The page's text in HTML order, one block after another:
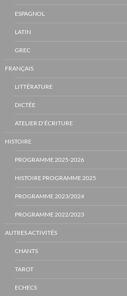
ESPAGNOL
LATIN
GREC
FRANÇAIS
LITTÉRATURE
DICTÉE
ATELIER D’ÉCRITURE
HISTOIRE
PROGRAMME 2025-2026
HISTOIRE PROGRAMME 2025
PROGRAMME 2023/2024
PROGRAMME 2022/2023
AUTRES ACTIVITÉS
CHANTS
TAROT
ECHECS